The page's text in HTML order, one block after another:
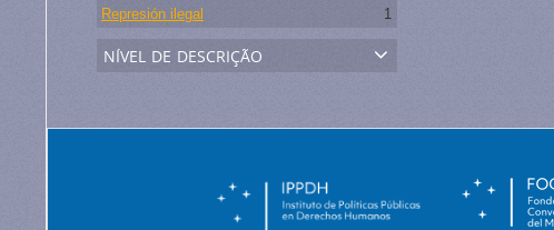
Represión ilegal
1
nível de descrição